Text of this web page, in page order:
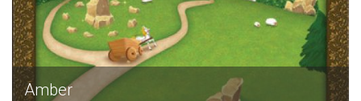
Amber